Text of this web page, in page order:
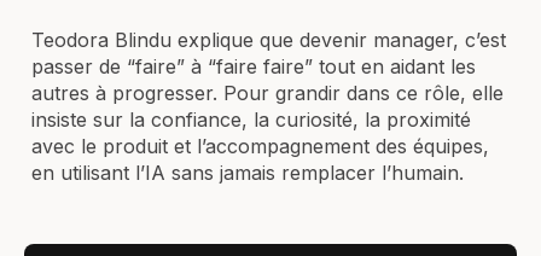
Teodora Blindu explique que devenir manager, c’est
passer de “faire” à “faire faire” tout en aidant les
autres à progresser. Pour grandir dans ce rôle, elle
insiste sur la confiance, la curiosité, la proximité
avec le produit et l’accompagnement des équipes,
en utilisant l’IA sans jamais remplacer l’humain.